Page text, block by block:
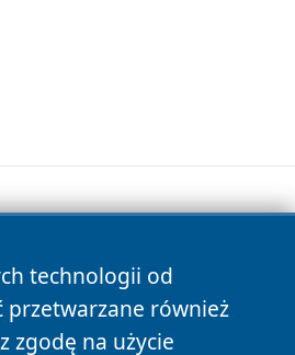
technologii od
przetwarzane również
zgodę na użycie